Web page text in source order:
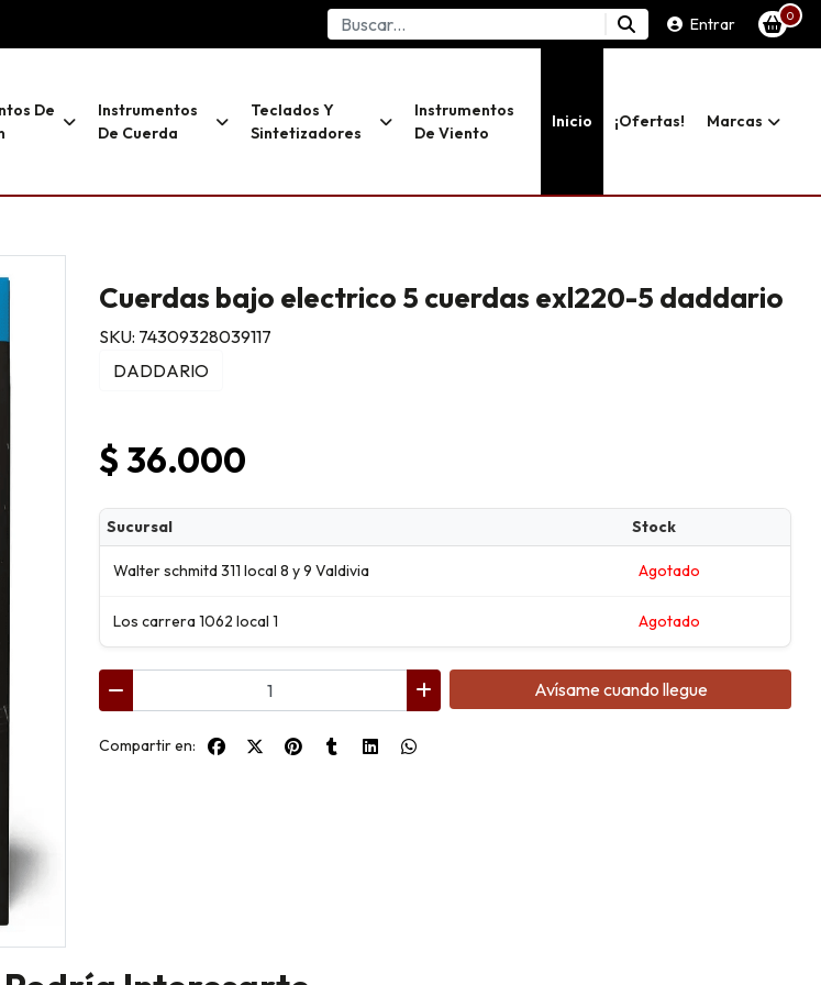
Entrar 0
De
Instrumentos
De Cuerda
Teclados Y
Sintetizadores
Instrumentos
De Viento
Inicio ¡ofertas! Marcas
Cuerdas bajo electrico 5 cuerdas exl220-5 daddario
SKU: 74309328039117
DADDARIO
$ 36.000
Sucursal Stock
Walter schmitd 311 local 8 y 9 Valdivia Agotado
Los carrera 1062 local 1 Agotado
Avísame cuando llegue
Compartir en: